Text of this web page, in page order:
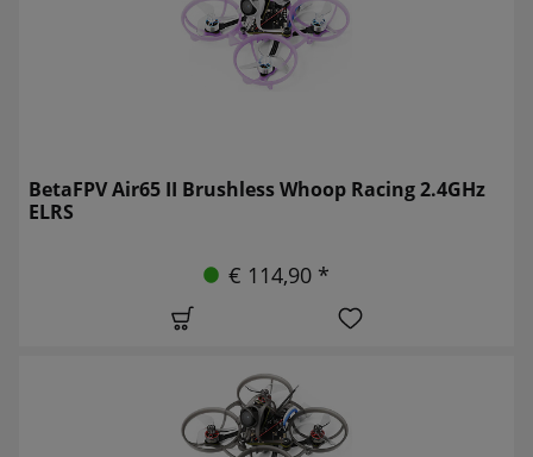
BetaFPV Air65 II Brushless Whoop Racing 2.4GHz
ELRS
€ 114,90 *